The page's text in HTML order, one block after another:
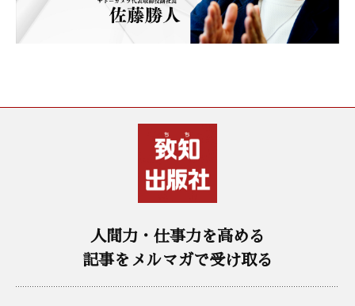
人間力・仕事力を高める
記事をメルマガで受け取る